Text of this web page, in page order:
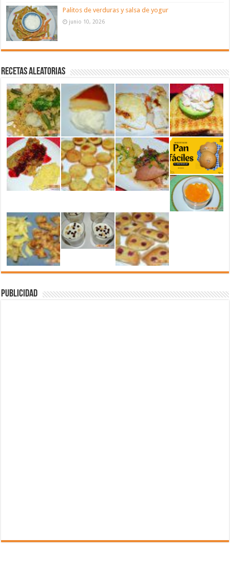
Palitos de verduras y salsa de yogur
junio 10, 2026
Recetas aleatorias
Publicidad